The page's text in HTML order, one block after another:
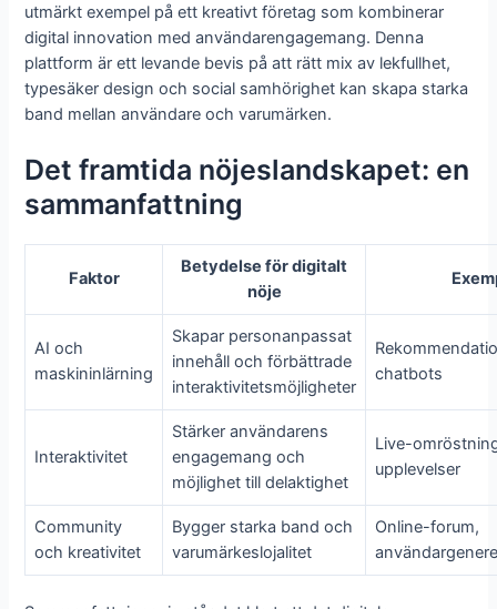
utmärkt exempel på ett kreativt företag som kombinerar
digital innovation med användarengagemang. Denna
plattform är ett levande bevis på att rätt mix av lekfullhet,
typesäker design och social samhörighet kan skapa starka
band mellan användare och varumärken.
Det framtida nöjeslandskapet: en
sammanfattning
Faktor
Betydelse för digitalt
nöje
AI och
maskininlärning
Skapar personanpassat
innehåll och förbättrade
interaktivitetsmöjligheter
chatbots
Interaktivitet
Stärker användarens
engagemang och
möjlighet till delaktighet
Live-
upplevelser
Community
och kreativitet
Bygger starka band och
varumärkeslojalitet
Online-forum,